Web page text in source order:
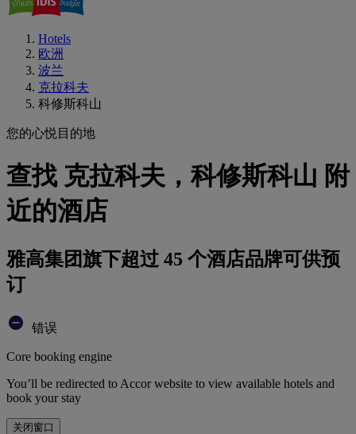
Hotels
欧洲
波兰
克拉科夫
科修斯科山
您的心悦目的地
查找 克拉科夫，科修斯科山 附
近的酒店
雅高集团旗下超过 45 个酒店品牌可供预
订
错误
Core booking engine
You’ll be redirected to Accor website to view available hotels and
book your stay
关闭窗口